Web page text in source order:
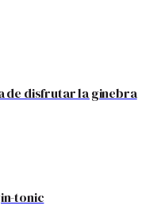
de disfrutar la ginebra
tonic